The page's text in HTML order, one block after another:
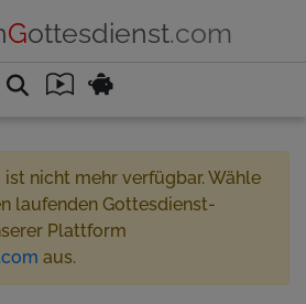
Gottesdienst.com
nicht mehr verfügbar. Wähle
laufenden Gottesdienst-
Plattform
aus.